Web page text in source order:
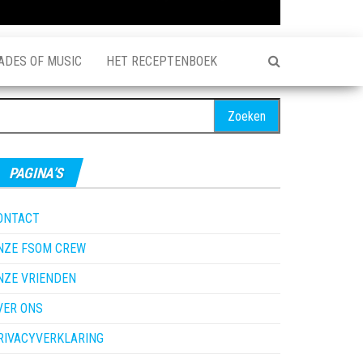
OF MUSIC HET RECEPTENBOEK
PAGINA’S
FSOM CREW
VRIENDEN
ONS